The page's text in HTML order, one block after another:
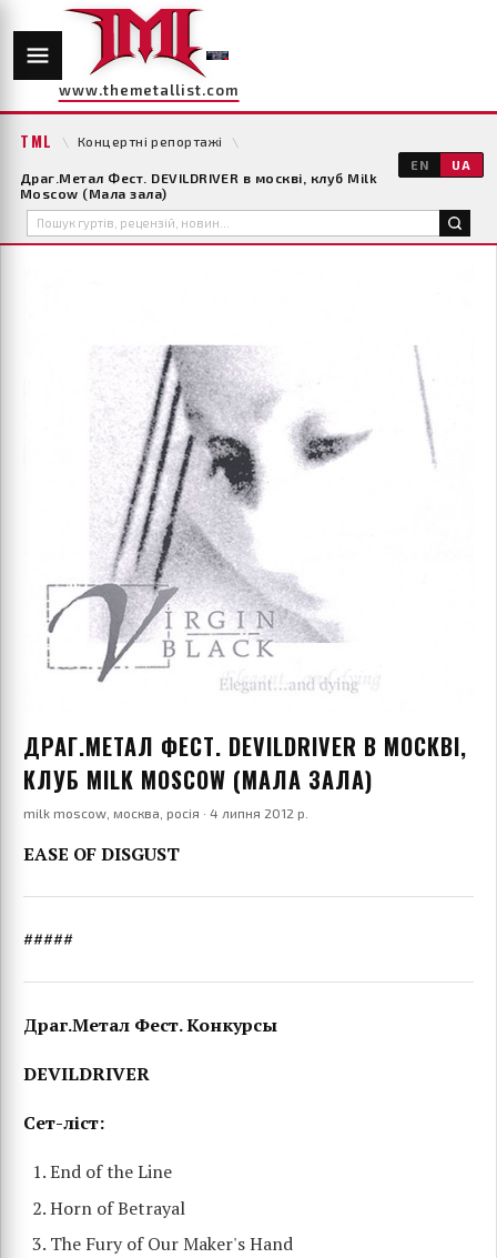
www.themetallist.com
TML \ Концертні репортажі \
Драг.Метал Фест. DEVILDRIVER в москві, клуб Milk
Moscow (Мала зала)
EN UA
ДРАГ.МЕТАЛ ФЕСТ. DEVILDRIVER В МОСКВІ,
КЛУБ MILK MOSCOW (МАЛА ЗАЛА)
milk moscow, москва, росія · 4 липня 2012 р.
EASE OF DISGUST
#####
Драг.Метал Фест. Конкурсы
DEVILDRIVER
Сет-ліст:
End of the Line
Horn of Betrayal
The Fury of Our Maker's Hand